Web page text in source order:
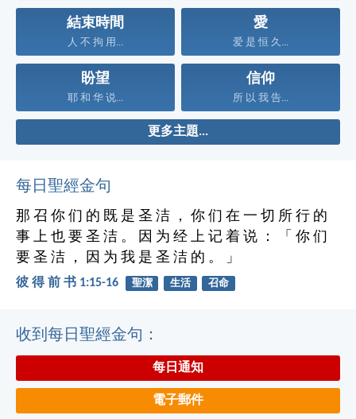
結束時間
人 不 拘 用...
愛
爱 是 恒 久...
盼望
耶 和 华 说...
信仰
所 以 我 告...
更多主題...
每日聖經金句
那 召 你 们 的 既 是 圣 洁 ， 你 们 在 一 切 所 行 的
事 上 也 要 圣 洁 。 因 为 经 上 记 着 说 ： 「 你 们
要 圣 洁 ， 因 为 我 是 圣 洁 的 。 」
彼 得 前 书 1:15-16 聖潔 生活 召命
收到每日聖經金句：
每日通知
電子郵件